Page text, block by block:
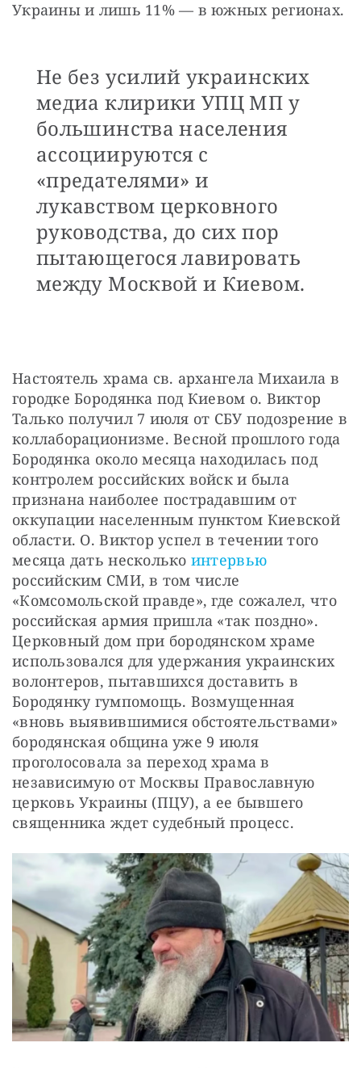
Украины и лишь 11% — в южных регионах.
Не без усилий украинских
медиа клирики УПЦ МП у
большинства населения
ассоциируются с
«предателями» и
лукавством церковного
руководства, до сих пор
пытающегося лавировать
между Москвой и Киевом.
Настоятель храма св. архангела Михаила в
городке Бородянка под Киевом о. Виктор
Талько получил 7 июля от СБУ подозрение в
коллаборационизме. Весной прошлого года
Бородянка около месяца находилась под
контролем российских войск и была
признана наиболее пострадавшим от
оккупации населенным пунктом Киевской
области. О. Виктор успел в течении того
месяца дать несколько
российским СМИ, в том числе
«Комсомольской правде», где сожалел, что
российская армия пришла «так поздно».
Церковный дом при бородянском храме
использовался для удержания украинских
волонтеров, пытавшихся доставить в
Бородянку гумпомощь. Возмущенная
«вновь выявившимися обстоятельствами»
бородянская община уже 9 июля
проголосовала за переход храма в
независимую от Москвы Православную
церковь Украины (ПЦУ), а ее бывшего
священника ждет судебный процесс.